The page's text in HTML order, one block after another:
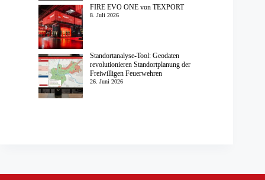
FIRE EVO ONE von TEXPORT
8. Juli 2026
Standortanalyse-Tool: Geodaten
revolutionieren Standortplanung der
Freiwilligen Feuerwehren
26. Juni 2026